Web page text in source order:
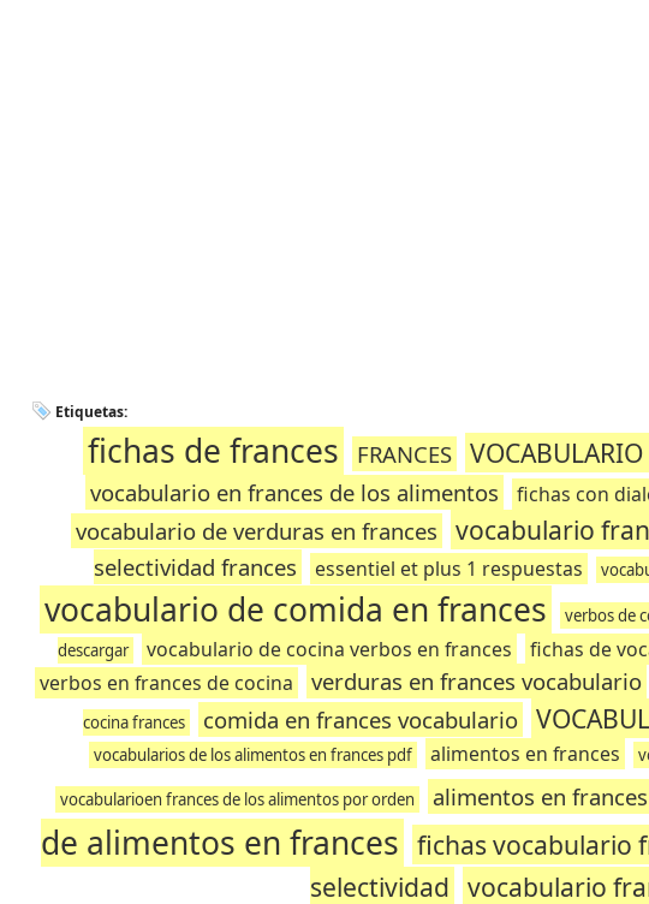
Etiquetas:
fichas de frances FRANCES VOCABULARIO
vocabulario en frances de los alimentos fichas con
vocabulario de verduras en frances vocabulario
selectividad frances
essentiel et plus 1 respuestas
vocabulario de comida en frances verbos de
descargar
vocabulario de cocina verbos en frances
fichas de
verbos en frances de cocina
verduras en frances vocabulario
cocina frances
comida en frances vocabulario
vocabularios de los alimentos en frances pdf alimentos en frances
vocabularioen frances de los alimentos por orden alimentos en
de alimentos en frances fichas vocabulario
selectividad vocabulario